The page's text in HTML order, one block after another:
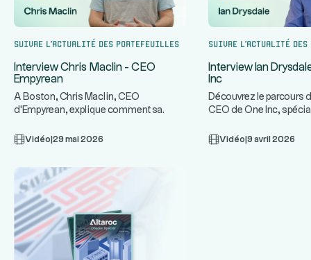
Suivre l’actualité des portefeuilles
Interview Chris Maclin - CEO
Empyrean
A Boston, Chris Maclin, CEO
d'Empyrean, explique comment sa
ban...
Vidéo 29 mai 2026
Suivre l’actualité
Interview Ian
Inc
Découvrez le parcours
CEO de One Inc,
Vidéo 9 avril 2026